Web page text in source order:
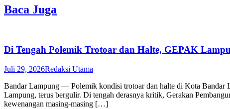
Baca Juga
Di Tengah Polemik Trotoar dan Halte, GEPAK
Juli 29, 2026Redaksi Utama
Bandar Lampung — Polemik kondisi trotoar dan halte di Kota Bandar
Lampung, terus bergulir. Di tengah derasnya kritik, Gerakan
kewenangan masing-masing […]